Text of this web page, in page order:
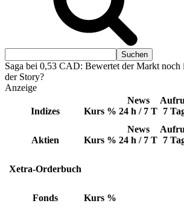
Saga bei 0,53 CAD: Bewertet der Markt
der Story?
Anzeige
Indizes Kurs %
News
24 h / 7 T 7
Aktien Kurs %
News
24 h / 7 T 7
Xetra-Orderbuch
Fonds Kurs %